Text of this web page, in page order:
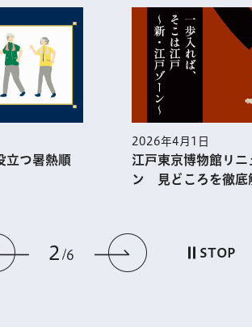
前のスライドを表示
2 6 次のスラ
STOP
⽴つ暑熱順
2026年4月1日
江戸東京博物館リニ
ン 見どころを徹底